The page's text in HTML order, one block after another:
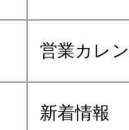
営業カレ
新着情報